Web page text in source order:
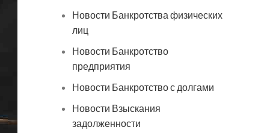
Новости Банкротства физических
лиц
Новости Банкротство
предприятия
Новости Банкротство с долгами
Новости Взыскания
задолженности